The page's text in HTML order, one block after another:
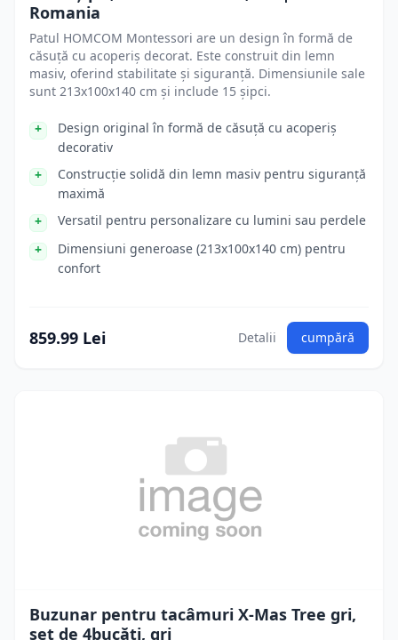
Romania
Patul HOMCOM Montessori are un design în formă de
căsuță cu acoperiș decorat. Este construit din lemn
masiv, oferind stabilitate și siguranță. Dimensiunile sale
sunt 213x100x140 cm și include 15 șipci.
Design original în formă de căsuță cu acoperiș
decorativ
Construcție solidă din lemn masiv pentru siguranță
maximă
Versatil pentru personalizare cu lumini sau perdele
Dimensiuni generoase (213x100x140 cm) pentru
confort
859.99 Lei Detalii cumpără
Buzunar pentru tacâmuri X-Mas Tree gri,
set de 4bucăți, gri